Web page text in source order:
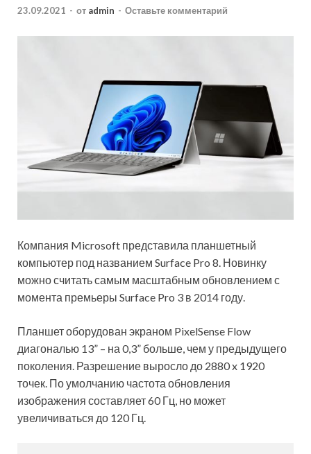
23.09.2021 - от admin - Оставьте комментарий
Компания Microsoft представила планшетный
компьютер под названием Surface Pro 8. Новинку
можно считать самым масштабным обновлением с
момента премьеры Surface Pro 3 в 2014 году.
Планшет оборудован экраном PixelSense Flow
диагональю 13” – на 0,3” больше, чем у предыдущего
поколения. Разрешение выросло до 2880 x 1920
точек. По умолчанию частота обновления
изображения составляет 60 Гц, но может
увеличиваться до 120 Гц.